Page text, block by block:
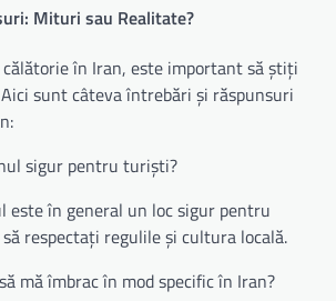
Mituri sau Realitate?
în Iran, este important să știți
sunt câteva întrebări și răspunsuri
sigur pentru turiști?
este în general un loc sigur pentru
respectați regulile și cultura locală.
mă îmbrac în mod specific în Iran?